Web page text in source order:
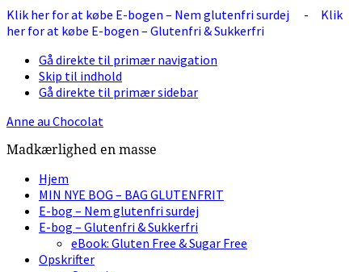
Klik her for at købe E-bogen – Nem glutenfri surdej - Klik
her for at købe E-bogen – Glutenfri & Sukkerfri
Gå direkte til primær navigation
Skip til indhold
Gå direkte til primær sidebar
Anne au Chocolat
Madkærlighed en masse
Hjem
MIN NYE BOG – BAG GLUTENFRIT
E-bog – Nem glutenfri surdej
E-bog – Glutenfri & Sukkerfri
eBook: Gluten Free & Sugar Free
Opskrifter